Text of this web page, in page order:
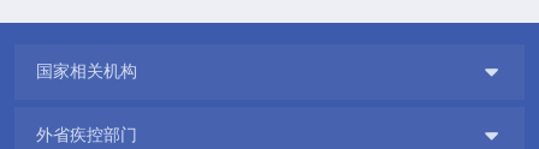
国家相关机构 
外省疾控部门 